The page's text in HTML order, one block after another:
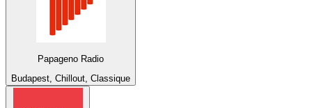
Papageno Radio
Budapest, Chillout, Classique